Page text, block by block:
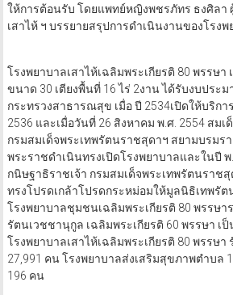
บริหารกระทรวงสาธารณสุข บุคลากรโรงพยา
ให้การต้อนรับ โดยแพทย์หญิงพชรภัทร ธงศิลา
โรงพยาบาลเสาไห้เฉลิมพระเกียรติ 80 พรรษ
ขนาด 30 เตียงพื้นที่ 16 ไร่ 2งาน ได้รับงบประ
กระทรวงสาธารณสุข เมื่อ ปี 2534เปิดให้บริก
2536 และเมื่อวันที่ 26 สิงหาคม พ.ศ. 2554 สมเ
กรมสมเด็จพระเทพรัตนราชสุดาฯ สยามบรมร
พระราชดำเนินทรงเปิดโรงพยาบาลและในปี พ
กนิษฐาธิราชเจ้า กรมสมเด็จพระเทพรัตนราชสุ
ทรงโปรดเกล้าโปรดกระหม่อมให้มูลนิธิเทพรั
โรงพยาบาลชุมชนเฉลิมพระเกียรติ 80 พรรษา
รัตนเวชชานุกูล เฉลิมพระเกียรติ 60 พรรษา เป็
โรงพยาบาลเสาไห้เฉลิมพระเกียรติ 80 พรรษ
27,991 คน โรงพยาบาลส่งเสริมสุขภาพตำบล